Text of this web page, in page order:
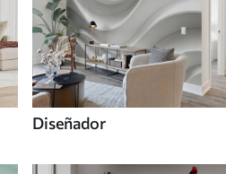
Diseñador